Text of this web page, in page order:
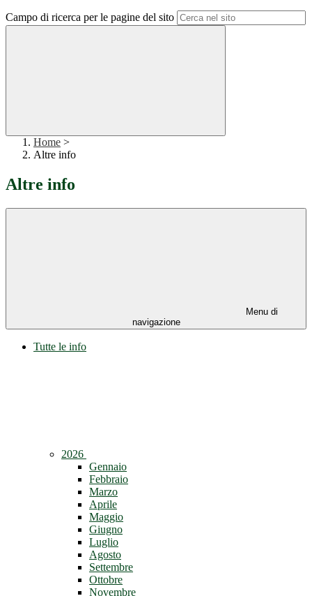
Campo di ricerca per le pagine del sito
Home >
Altre info
Altre info
Menu di
navigazione
Tutte le info
2026
Gennaio
Febbraio
Marzo
Aprile
Maggio
Giugno
Luglio
Agosto
Settembre
Ottobre
Novembre